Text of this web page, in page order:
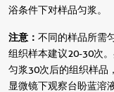
浴条件下对样品匀浆。
注意： 不同的样品所需
组织样本建议20-30次
匀浆30次后的组织样品
显微镜下观察台盼蓝溶